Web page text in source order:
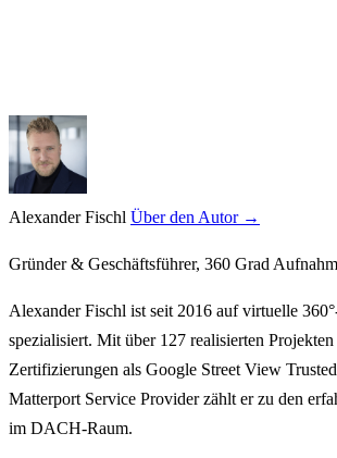
Alexander Fischl Über den Autor →
Gründer & Geschäftsführer, 360 Grad
Alexander Fischl ist seit 2016 auf virtuelle
spezialisiert. Mit über 127 realisierten
Zertifizierungen als Google Street View
Matterport Service Provider zählt er zu den
im DACH-Raum.